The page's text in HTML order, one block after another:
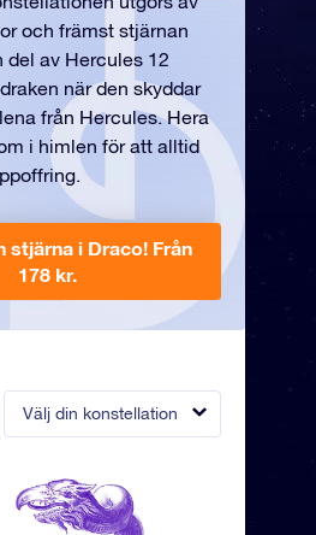
Välj din konstellation
och främst stjärnan
del av Hercules 12
när den skyddar
från Hercules. Hera
i himlen för att alltid
stjärna i Draco! Från
178 kr.